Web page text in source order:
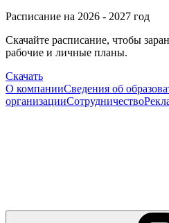
Расписание на 2026 - 2027 год
Скачайте расписание, чтобы
рабочие и личные планы.
Скачать
О компанииСведения об
организацииСотрудничество